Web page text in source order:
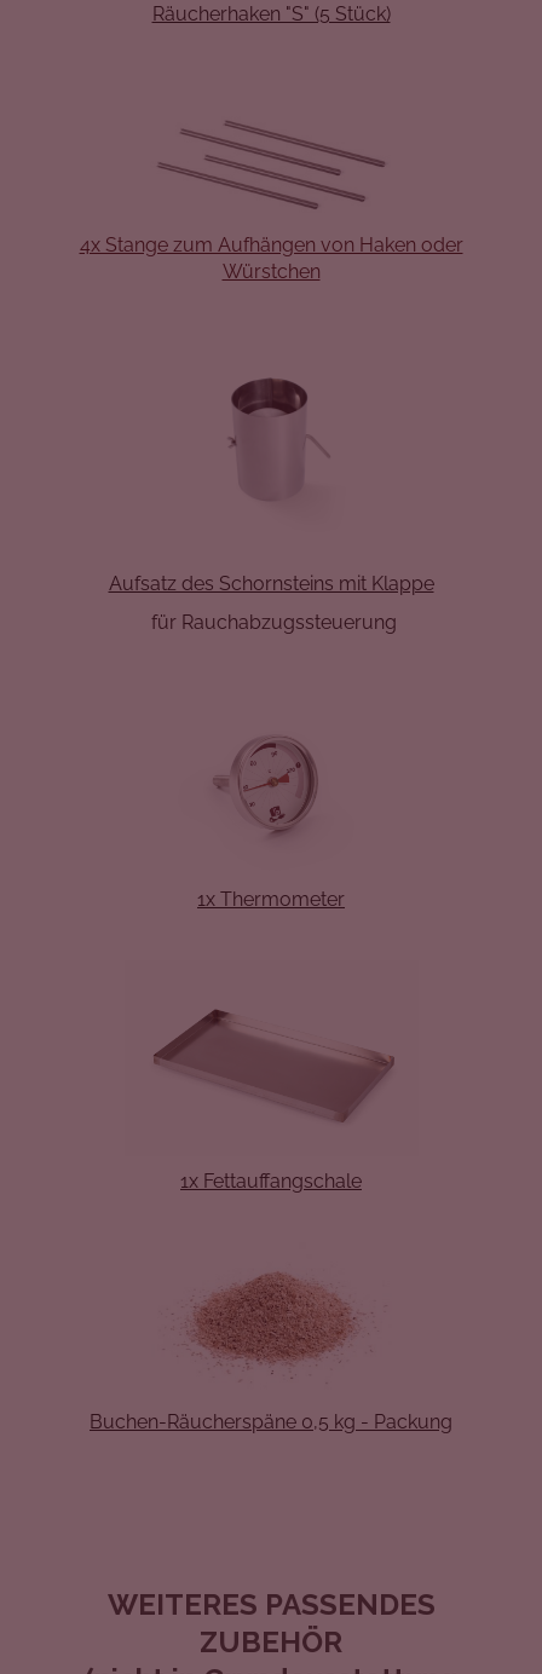
Räucherhaken "S" (5 Stück)
4x Stange zum Aufhängen von Haken oder
Würstchen
Aufsatz des Schornsteins mit Klappe
für Rauchabzugssteuerung
1x Thermometer
1x Fettauffangschale
Buchen-Räucherspäne 0,5 kg - Packung
WEITERES PASSENDES
ZUBEHÖR